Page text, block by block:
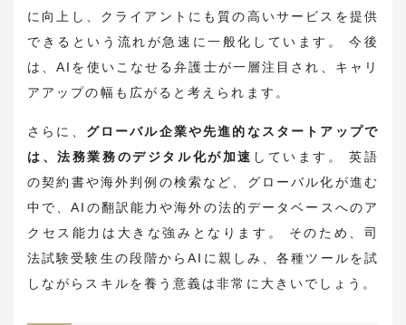
に向上し、クライアントにも質の高いサービスを提供
できるという流れが急速に一般化しています。 今後
は、AIを使いこなせる弁護士が一層注目され、キャリ
アアップの幅も広がると考えられます。
さらに、 グローバル企業や先進的なスタートアップで
は、法務業務のデジタル化が加速 しています。 英語
の契約書や海外判例の検索など、グローバル化が進む
中で、AIの翻訳能力や海外の法的データベースへのア
クセス能力は大きな強みとなります。 そのため、司
法試験受験生の段階からAIに親しみ、各種ツールを試
しながらスキルを養う意義は非常に大きいでしょう。